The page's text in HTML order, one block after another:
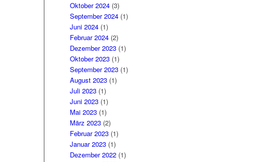
Oktober 2024 (3)
September 2024 (1)
Juni 2024 (1)
Februar 2024 (2)
Dezember 2023 (1)
Oktober 2023 (1)
September 2023 (1)
August 2023 (1)
Juli 2023 (1)
Juni 2023 (1)
Mai 2023 (1)
März 2023 (2)
Februar 2023 (1)
Januar 2023 (1)
Dezember 2022 (1)